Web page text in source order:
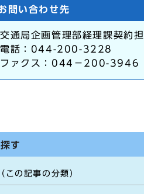
問い合わせ先
交通局企画管理部経理課契約
電話：044-200-3228
ファクス：044－200-3946
す
（この記事の分類）